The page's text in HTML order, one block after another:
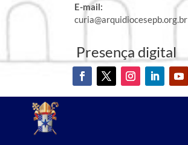
E-mail:
curia@arquidiocesepb.org.br
Presença digital